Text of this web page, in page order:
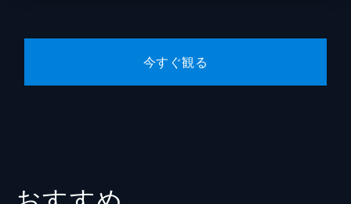
ゃん
■信州＜軽井沢＞から山梨＜南アルプス市＞
へ高原街道130キロ■目指すは富士山を望む
元グルメも銭湯も超最高■安村＆アンジャ児
今すぐ観る